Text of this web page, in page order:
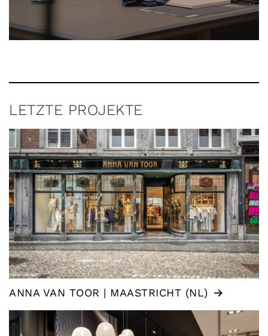
LETZTE PROJEKTE
ANNA VAN TOOR | MAASTRICHT (NL)